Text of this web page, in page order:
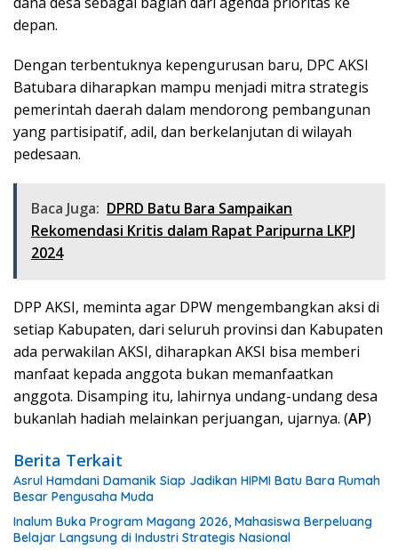
depan.
Dengan terbentuknya kepengurusan baru, DPC AKSI
Batubara diharapkan mampu menjadi mitra strategis
pemerintah daerah dalam mendorong pembangunan
yang partisipatif, adil, dan berkelanjutan di wilayah
pedesaan.
Baca Juga: DPRD Batu Bara Sampaikan
Rekomendasi Kritis dalam Rapat Paripurna LKPJ
2024
DPP AKSI, meminta agar DPW mengembangkan aksi di
setiap Kabupaten, dari seluruh provinsi dan Kabupaten
ada perwakilan AKSI, diharapkan AKSI bisa memberi
manfaat kepada anggota bukan memanfaatkan
anggota. Disamping itu, lahirnya undang-undang desa
bukanlah hadiah melainkan perjuangan, ujarnya. (AP)
Berita Terkait
Asrul Hamdani Damanik Siap Jadikan HIPMI Batu Bara Rumah
Besar Pengusaha Muda
Inalum Buka Program Magang 2026, Mahasiswa Berpeluang
Belajar Langsung di Industri Strategis Nasional